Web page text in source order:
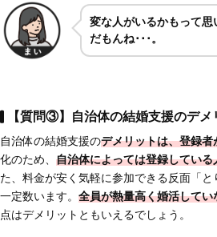
変な人がいるかもって
だもんね･･･。
【質問③】自治体の結婚支援のデメ
自治体の結婚支援のデメリットは、登録
化のため、 自治体によっては登録している
た、料金が安く気軽に参加できる反面「
一定数います。 全員が熱量高く婚活してい
点はデメリットともいえるでしょう。